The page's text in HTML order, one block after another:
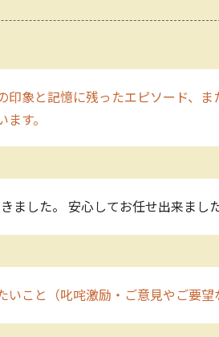
印象と記憶に残ったエピソード、
ます。
ました。 安心してお任せ出来まし
いこと（叱咤激励・ご意見やご要望